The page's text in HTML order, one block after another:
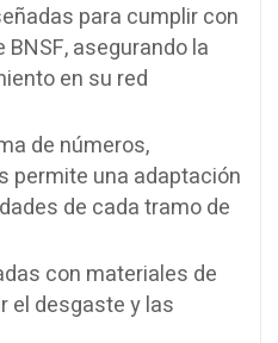
para cumplir con
asegurando la
en su red
de números,
permite una adaptación
de cada tramo de
con materiales de
el desgaste y las